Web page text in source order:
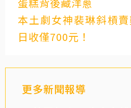
本土劇女神裴琳斜槓
日收僅700元！
更多新聞報導